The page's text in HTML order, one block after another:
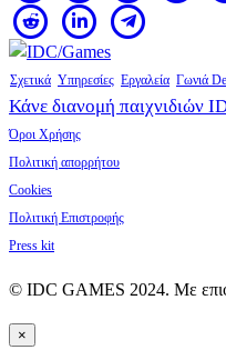
Σχετικά Υπηρεσίες Εργαλεία Γωνιά
Κάνε διανομή παιχνιδιών
Όροι Χρήσης
Πολιτική απορρήτου
Cookies
Πολιτική Επιστροφής
Press kit
© IDC GAMES 2024. Με
×